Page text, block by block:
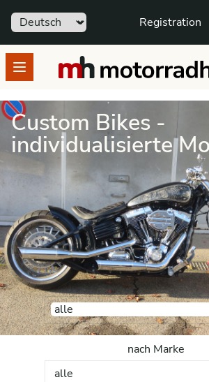
Sprache Registration
Open menumotorradhandel.ch
Custom Bikes -
individualisierte
Einmalige
Hier wird Dein Traum
nach Kategorie
alle
nach Marke
alle